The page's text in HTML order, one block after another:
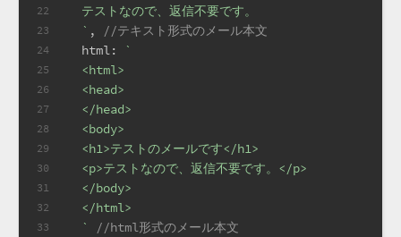
22
23
24
25
26
27
28
29
30
31
32
33
  テストなので、返信不要です。
  `
,
//テキスト形式のメール本文
html:
`
  <html>
  <head>
  </head>
  <body>
  <h1>テストのメールです</h1>
  <p>テストなので、返信不要です。</p>
  </body>
  </html>
  `
//html形式のメール本文